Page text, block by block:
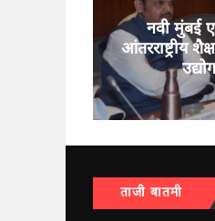
नवी मुंबई
आंतरराष्ट्रीय
ताजी बातमी